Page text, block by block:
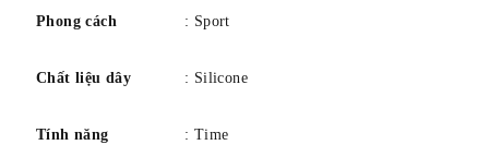
Phong cách : Sport
Chất liệu dây : Silicone
Tính năng : Time